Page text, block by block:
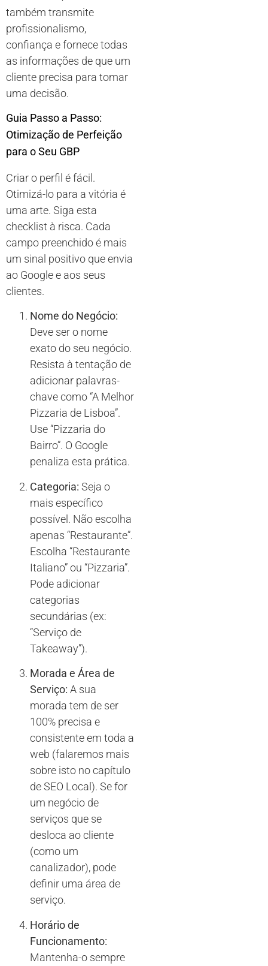
também transmite
profissionalismo,
confiança e fornece todas
as informações de que um
cliente precisa para tomar
uma decisão.
Guia Passo a Passo:
Otimização de Perfeição
para o Seu GBP
Criar o perfil é fácil.
Otimizá-lo para a vitória é
uma arte. Siga esta
checklist à risca. Cada
campo preenchido é mais
um sinal positivo que envia
ao Google e aos seus
clientes.
Nome do Negócio:
Deve ser o nome
exato do seu negócio.
Resista à tentação de
adicionar palavras-
chave como “A Melhor
Pizzaria de Lisboa”.
Use “Pizzaria do
Bairro”. O Google
penaliza esta prática.
Categoria: Seja o
mais específico
possível. Não escolha
apenas “Restaurante”.
Escolha “Restaurante
Italiano” ou “Pizzaria”.
Pode adicionar
categorias
secundárias (ex:
“Serviço de
Takeaway”).
Morada e Área de
Serviço: A sua
morada tem de ser
100% precisa e
consistente em toda a
web (falaremos mais
sobre isto no capítulo
de SEO Local). Se for
um negócio de
serviços que se
desloca ao cliente
(como um
canalizador), pode
definir uma área de
serviço.
Horário de
Funcionamento:
Mantenha-o sempre